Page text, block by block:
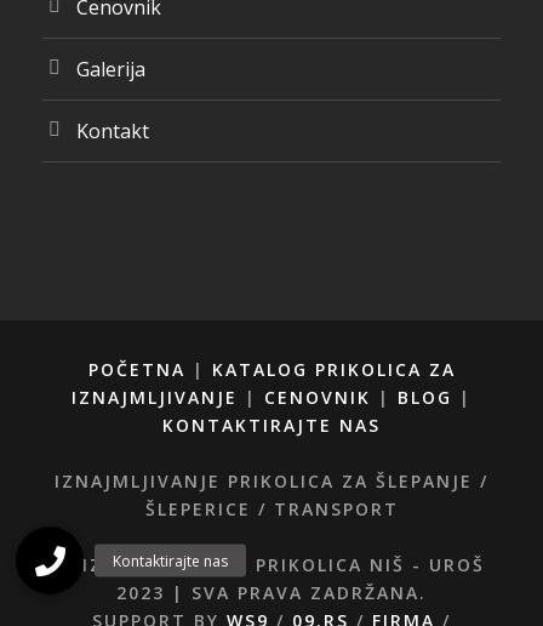
Cenovnik
Galerija
Kontakt
POČETNA | KATALOG PRIKOLICA ZA
IZNAJMLJIVANJE
| CENOVNIK | BLOG
|
KONTAKTIRAJTE NAS
IZNAJMLJIVANJE PRIKOLICA ZA ŠLEPANJE /
ŠLEPERICE / TRANSPORT
© IZNAJMLJIVANJE PRIKOLICA NIŠ - UROŠ
2023 | SVA PRAVA ZADRŽANA.
SUPPORT BY WS9 / 09.RS / FIRMA /